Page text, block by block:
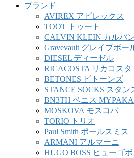
ブランド
AVIREX アビレックス
TOOT トゥート
CALVIN KLEIN カルバ
Gravevault グレイブボー
DIESEL ディーゼル
RICACOSTA リカコスタ
BETONES ビトーンズ
STANCE SOCKS スタン
BN3TH ベニス
MOSKOVA モスコバ
TORIO トリオ
Paul Smith ポールスミス
ARMANI アルマーニ
HUGO BOSS ヒューゴボ